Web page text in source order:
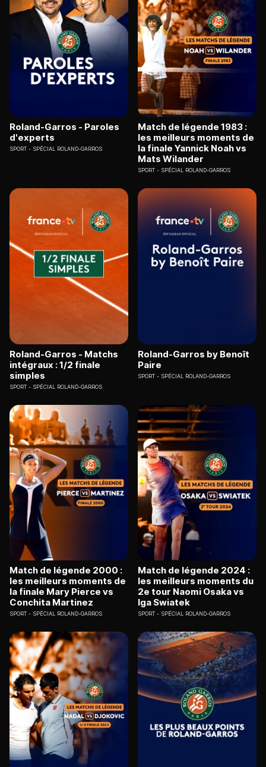
Roland-Garros - Paroles
d'experts
SPORT SPÉCIAL ROLAND-GARROS
Match de légende 1983 :
les meilleurs moments de
la finale Yannick Noah vs
Mats Wilander
SPORT SPÉCIAL ROLAND-GARROS
Roland-Garros - Matchs
intégraux : 1/2 finale
simples
SPORT SPÉCIAL ROLAND-GARROS
Roland-Garros by Benoît
Paire
SPORT SPÉCIAL ROLAND-GARROS
Match de légende 2000 :
les meilleurs moments de
la finale Mary Pierce vs
Conchita Martinez
SPORT SPÉCIAL ROLAND-GARROS
Match de légende 2024 :
les meilleurs moments du
2e tour Naomi Osaka vs
Iga Swiatek
SPORT SPÉCIAL ROLAND-GARROS